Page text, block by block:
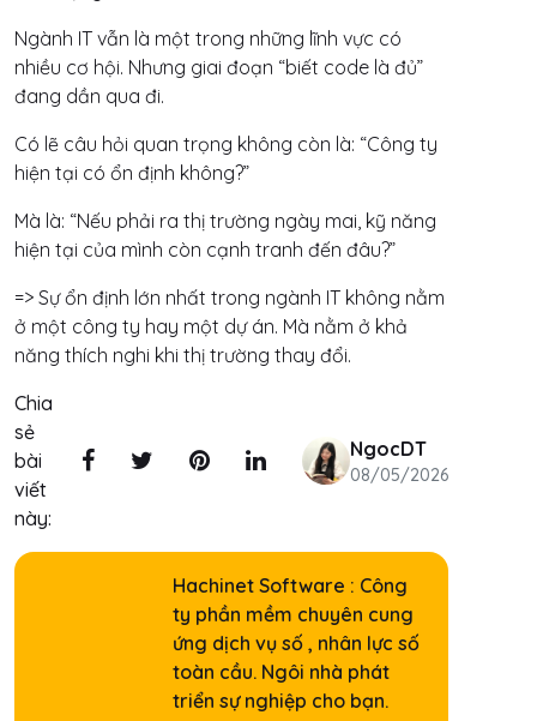
Ngành IT vẫn là một trong những lĩnh vực có
nhiều cơ hội. Nhưng giai đoạn “biết code là đủ”
đang dần qua đi.
Có lẽ câu hỏi quan trọng không còn là: “Công ty
hiện tại có ổn định không?”
Mà là: “Nếu phải ra thị trường ngày mai, kỹ năng
hiện tại của mình còn cạnh tranh đến đâu?”
=> Sự ổn định lớn nhất trong ngành IT không nằm
ở một công ty hay một dự án. Mà nằm ở khả
năng thích nghi khi thị trường thay đổi.
Chia
sẻ
bài
viết
này:
NgocDT
08/05/2026
Hachinet Software : Công
ty phần mềm chuyên cung
ứng dịch vụ số , nhân lực số
toàn cầu. Ngôi nhà phát
triển sự nghiệp cho bạn.